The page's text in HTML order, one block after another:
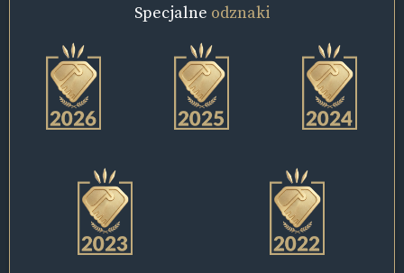
Specjalne odznaki